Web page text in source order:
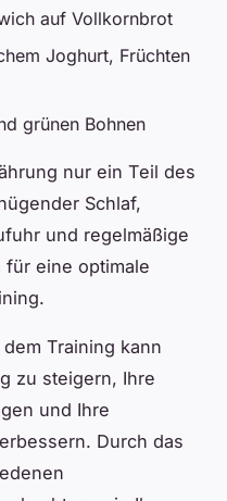
auf Vollkornbrot
Joghurt, Früchten
grünen Bohnen
nur ein Teil des
Schlaf,
und regelmäßige
eine optimale
Training kann
zu steigern, Ihre
und Ihre
Durch das